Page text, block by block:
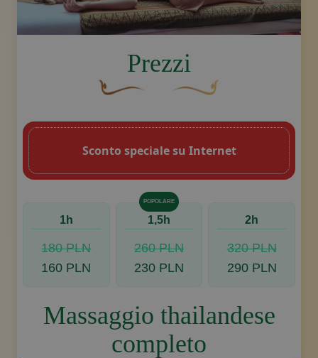
Prezzi
Sconto speciale su Internet
1h
180 PLN
160 PLN
POPOLARE
1,5h
260 PLN
230 PLN
2h
320 PLN
290 PLN
Massaggio thailandese
completo